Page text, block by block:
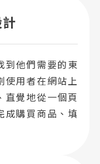
到他們需要的東
使用者在網站上
直覺地從一個頁
成購買商品、填